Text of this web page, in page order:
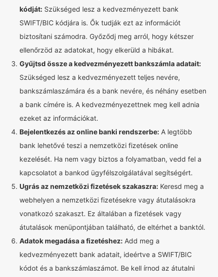
kódját: Szükséged lesz a kedvezményezett bank
SWIFT/BIC kódjára is. Ők tudják ezt az információt
biztosítani számodra. Győződj meg arról, hogy kétszer
ellenőrzöd az adatokat, hogy elkerüld a hibákat.
Gyűjtsd össze a kedvezményezett bankszámla adatait:
Szükséged lesz a kedvezményezett teljes nevére,
bankszámlaszámára és a bank nevére, és néhány esetben
a bank címére is. A kedvezményezettnek meg kell adnia
ezeket az információkat.
Bejelentkezés az online banki rendszerbe: A legtöbb
bank lehetővé teszi a nemzetközi fizetések online
kezelését. Ha nem vagy biztos a folyamatban, vedd fel a
kapcsolatot a bankod ügyfélszolgálatával segítségért.
Ugrás az nemzetközi fizetések szakaszra: Keresd meg a
webhelyen a nemzetközi fizetésekre vagy átutalásokra
vonatkozó szakaszt. Ez általában a fizetések vagy
átutalások menüpontjában található, de eltérhet a banktól.
Adatok megadása a fizetéshez: Add meg a
kedvezményezett bank adatait, ideértve a SWIFT/BIC
kódot és a bankszámlaszámot. Be kell írnod az átutalni